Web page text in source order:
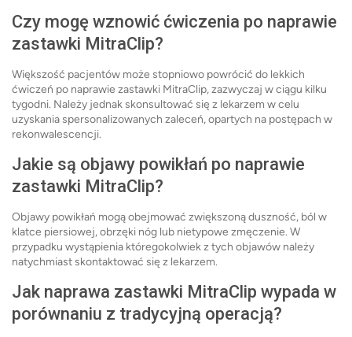
Czy mogę wznowić ćwiczenia po naprawie
zastawki MitraClip?
Większość pacjentów może stopniowo powrócić do lekkich
ćwiczeń po naprawie zastawki MitraClip, zazwyczaj w ciągu kilku
tygodni. Należy jednak skonsultować się z lekarzem w celu
uzyskania spersonalizowanych zaleceń, opartych na postępach w
rekonwalescencji.
Jakie są objawy powikłań po naprawie
zastawki MitraClip?
Objawy powikłań mogą obejmować zwiększoną duszność, ból w
klatce piersiowej, obrzęki nóg lub nietypowe zmęczenie. W
przypadku wystąpienia któregokolwiek z tych objawów należy
natychmiast skontaktować się z lekarzem.
Jak naprawa zastawki MitraClip wypada w
porównaniu z tradycyjną operacją?